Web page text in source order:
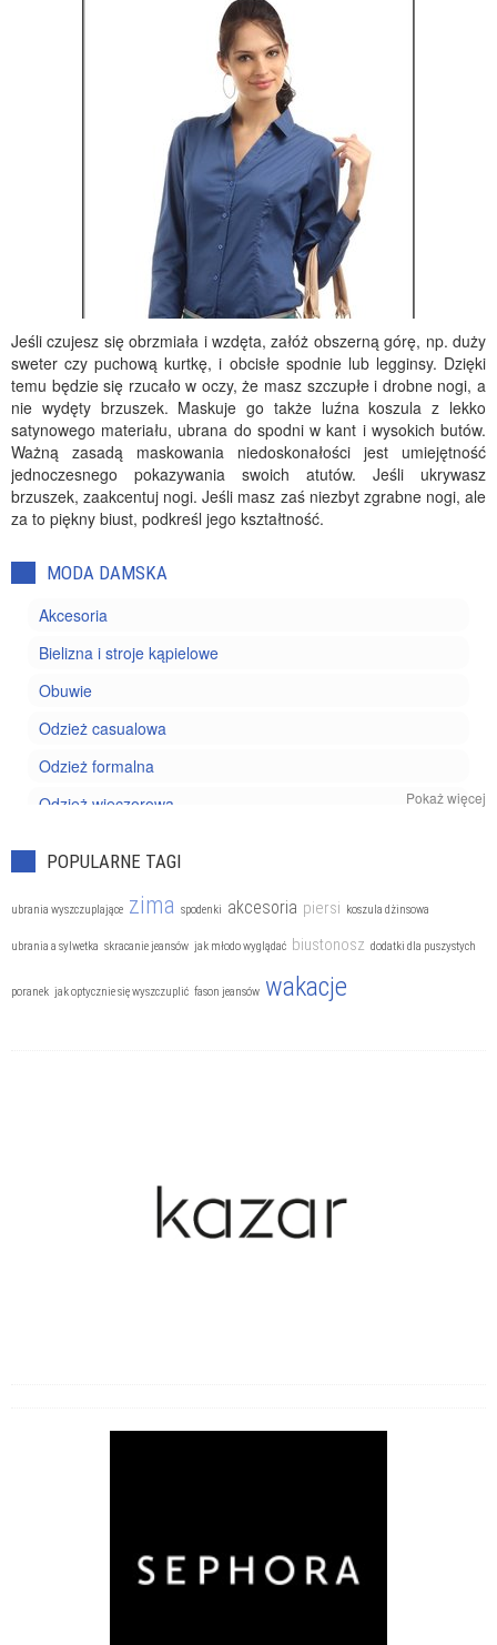
Jeśli czujesz się obrzmiała i wzdęta, załóż obszerną górę, np. duży
sweter czy puchową kurtkę, i obcisłe spodnie lub legginsy. Dzięki
temu będzie się rzucało w oczy, że masz szczupłe i drobne nogi, a
nie wydęty brzuszek. Maskuje go także luźna koszula z lekko
satynowego materiału, ubrana do spodni w kant i wysokich butów.
Ważną zasadą maskowania niedoskonałości jest umiejętność
jednoczesnego pokazywania swoich atutów. Jeśli ukrywasz
brzuszek, zaakcentuj nogi. Jeśli masz zaś niezbyt zgrabne nogi, ale
za to piękny biust, podkreśl jego kształtność.
MODA DAMSKA
Akcesoria
Bielizna i stroje kąpielowe
Obuwie
Odzież casualowa
Odzież formalna
Odzież wieczorowa
Pokaż więcej
POPULARNE TAGI
ubrania wyszczuplające zima spodenki akcesoria piersi koszula dżinsowa
ubrania a sylwetka skracanie jeansów jak młodo wyglądać biustonosz dodatki dla puszystych
poranek jak optycznie się wyszczuplić fason jeansów wakacje